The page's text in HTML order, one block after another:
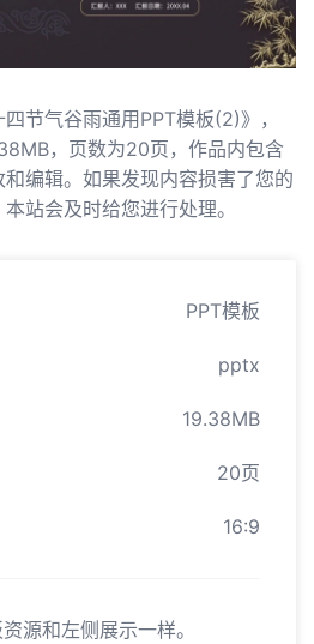
节气谷雨通用PPT模板(2)》，
，页数为20页，作品内包含
编辑。如果发现内容损害了您的
站会及时给您进行处理。
PPT模板
pptx
19.38MB
20页
16:9
源和左侧展示一样。